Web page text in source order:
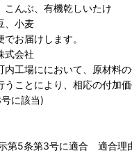
こんぶ、有機乾しいたけ
、小麦
お届けします。
式会社
内工場ににおいて、原材料
うことにより、相応の付加
に該当)
第5条第3号に適合 適合理